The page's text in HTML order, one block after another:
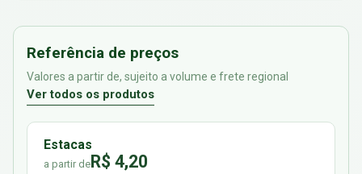
Referência de preços
Valores a partir de, sujeito a volume e frete regional
Ver todos os produtos
Estacas
a partir deR$ 4,20